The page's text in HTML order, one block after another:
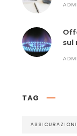
sul
TAG